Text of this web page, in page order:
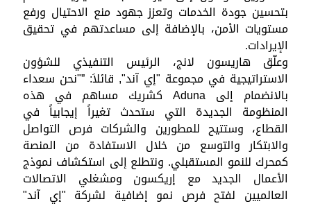
بتحسين جودة الخدمات وتعزز جهود منع الاحتيال ورفع
مستويات الأمن، بالإضافة إلى مساعدتهم في تحقيق
الإيرادات.
وعلّق هاريسون لانج، الرئيس التنفيذي للشؤون
الاستراتيجية في مجموعة "إي آند", قائلاَ: ”"نحن سعداء
بالانضمام إلى Aduna كشريك مساهم في هذه
المنظومة الجديدة التي ستحدث تغيراً إيجابياً في
القطاع، وستتيح للمطورين والشركات فرص التواصل
والابتكار والتوسع من خلال الاستفادة من المنصة
كمحرك للنمو المستقبلي. ونتطلع إلى استكشاف نموذج
الأعمال الجديد مع إريكسون ومشغلي الاتصالات
العالميين لفتح فرص نمو إضافية لشركة "إي آند"